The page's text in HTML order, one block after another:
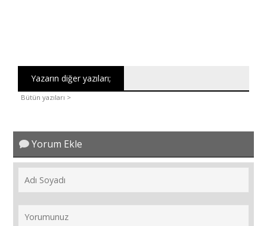
Yazarın diğer yazıları;
Bütün yazıları >
Yorum Ekle